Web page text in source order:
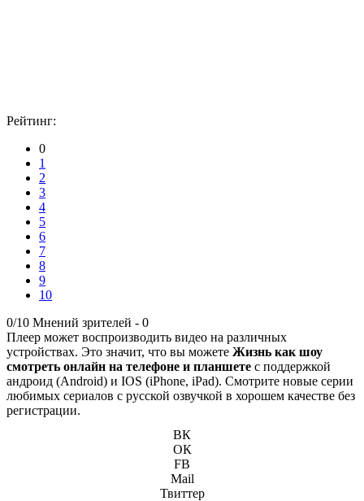
Рейтинг:
0
1
2
3
4
5
6
7
8
9
10
0/10 Мнений зрителей - 0
Плеер может воспроизводить видео на различных
устройствах. Это значит, что вы можете Жизнь как шоу
смотреть онлайн на телефоне и планшете с поддержкой
андроид (Android) и IOS (iPhone, iPad). Смотрите новые серии
любимых сериалов с русской озвучкой в хорошем качестве без
регистрации.
ВК
ОК
FB
Mail
Твиттер